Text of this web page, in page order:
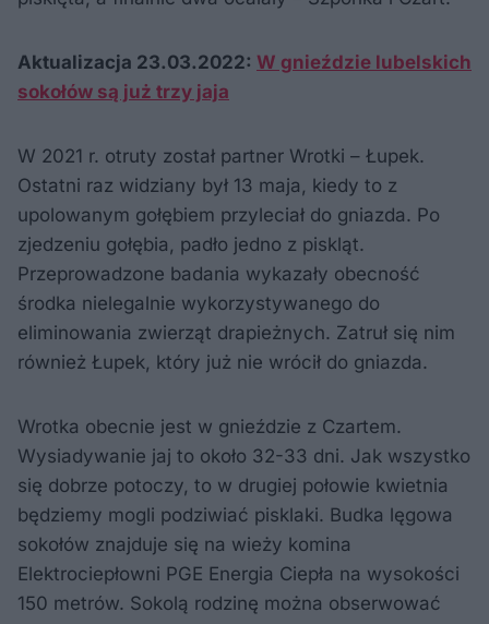
Aktualizacja 23.03.2022: W gnieździe lubelskich
sokołów są już trzy jaja
W 2021 r. otruty został partner Wrotki – Łupek.
Ostatni raz widziany był 13 maja, kiedy to z
upolowanym gołębiem przyleciał do gniazda. Po
zjedzeniu gołębia, padło jedno z piskląt.
Przeprowadzone badania wykazały obecność
środka nielegalnie wykorzystywanego do
eliminowania zwierząt drapieżnych. Zatruł się nim
również Łupek, który już nie wrócił do gniazda.
Wrotka obecnie jest w gnieździe z Czartem.
Wysiadywanie jaj to około 32-33 dni. Jak wszystko
się dobrze potoczy, to w drugiej połowie kwietnia
będziemy mogli podziwiać pisklaki. Budka lęgowa
sokołów znajduje się na wieży komina
Elektrociepłowni PGE Energia Ciepła na wysokości
150 metrów. Sokolą rodzinę można obserwować